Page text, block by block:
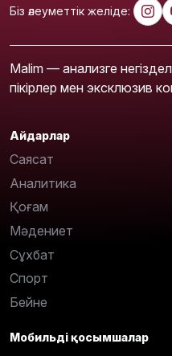
Біз әлеуметтік желіде:
Malim — анализге
пікірлер мен эксклюзив
Айдарлар
Саясат
Аналитика
Қоғам
Мәдениет
Сұхбат
Спорт
Бейне
Мобильді қосымшалар